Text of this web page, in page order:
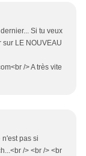
Si tu veux
LE NOUVEAU
/> A très vite
n'est pas si
/> <br /> <br